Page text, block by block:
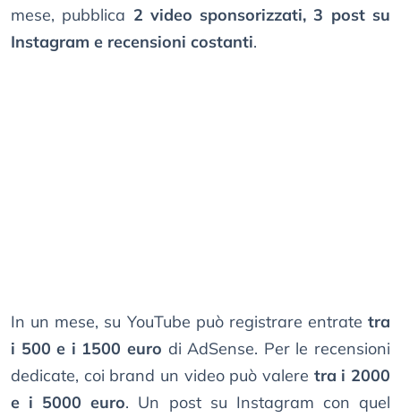
mese, pubblica 2 video sponsorizzati, 3 post su
Instagram e recensioni costanti.
In un mese, su YouTube può registrare entrate tra
i 500 e i 1500 euro di AdSense. Per le recensioni
dedicate, coi brand un video può valere tra i 2000
e i 5000 euro. Un post su Instagram con quel